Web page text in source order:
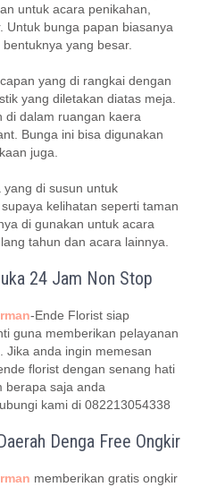
untuk acara penikahan,
Untuk bunga papan biasanya
yang besar.
yang di rangkai dengan
yang diletakan diatas meja.
di dalam ruangan kaera
Bunga ini bisa digunakan
juga.
yang di susun untuk
kelihatan seperti taman
di gunakan untuk acara
tahun dan acara lainnya.
24 Jam Non Stop
-Ende Florist siap
guna memberikan pelayanan
Jika anda ingin memesan
florist dengan senang hati
berapa saja anda
kami di 082213054338
Denga Free Ongkir
memberikan gratis ongkir